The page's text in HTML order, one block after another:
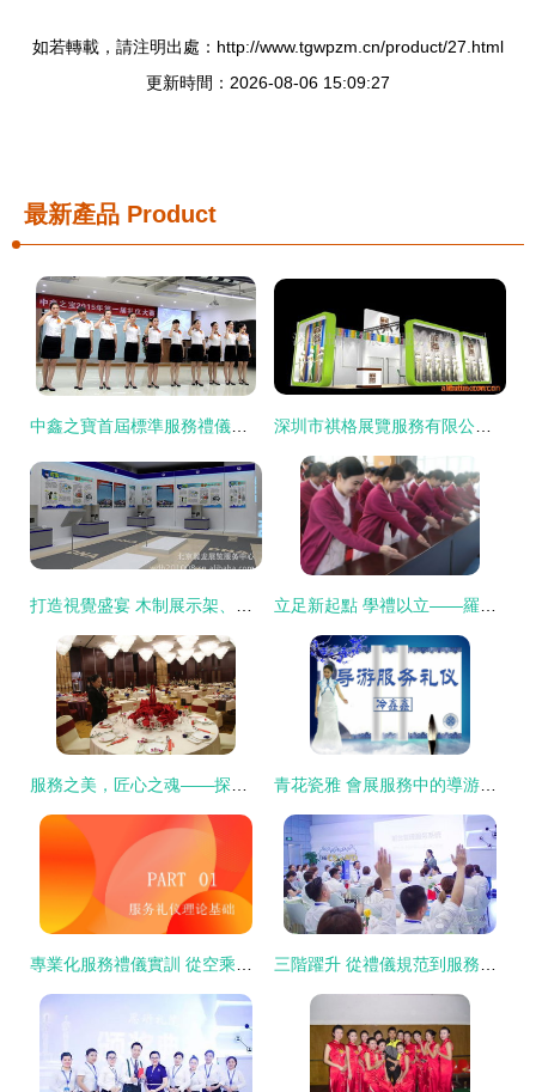
如若轉載，請注明出處：http://www.tgwpzm.cn/product/27.html
更新時間：2026-08-06 15:09:27
最新產品 Product